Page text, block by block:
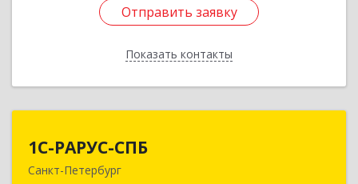
Отправить заявку
Показать контакты
Отправить заявку
Назад
1С-РАРУС-СПБ
Санкт-Петербург197022, Санкт-Петербург г, вн.тер.г.